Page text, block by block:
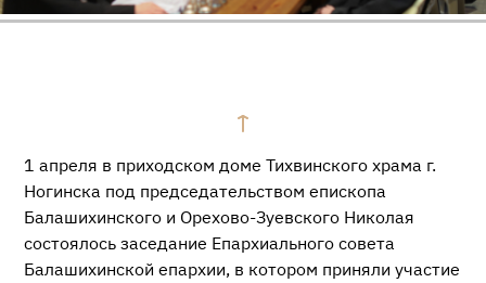
1 апреля в приходском доме Тихвинского храма г.
Ногинска под председательством епископа
Балашихинского и Орехово-Зуевского Николая
состоялось заседание Епархиального совета
Балашихинской епархии, в котором приняли участие